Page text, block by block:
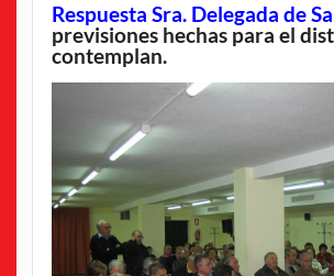
Respuesta Sra. Delegada de
previsiones hechas para el
contemplan.